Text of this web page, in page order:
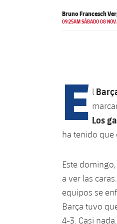
Bruno Francesch
09:25AM SÁBADO 08 NOV.
E l
Los
ha tenido que
Este
a ver las
equipos se
Barça tuvo
4-3. Casi nada.